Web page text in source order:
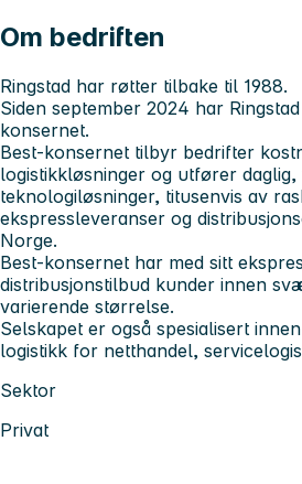
Om bedriften
Ringstad har røtter tilbake til 1988.
Siden september 2024 har
konsernet.
Best-konsernet tilbyr bedrifter
logistikkløsninger og utfører
teknologiløsninger, titusenvis av
ekspressleveranser og
Norge.
Best-konsernet har med sitt
distribusjonstilbud kunder innen
varierende størrelse.
Selskapet er også spesialisert
logistikk for netthandel,
Sektor
Privat